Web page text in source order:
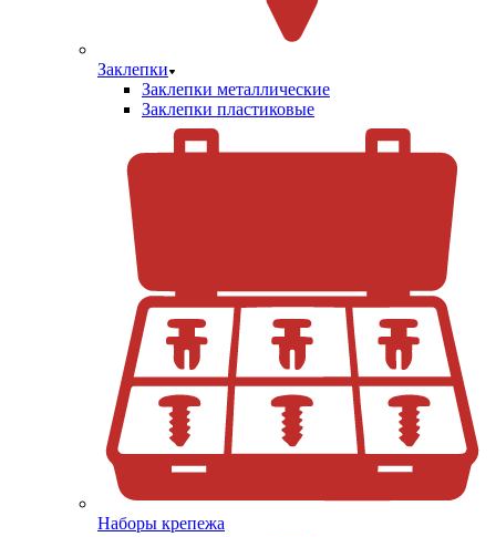
Заклепки
Заклепки металлические
Заклепки пластиковые
Наборы крепежа